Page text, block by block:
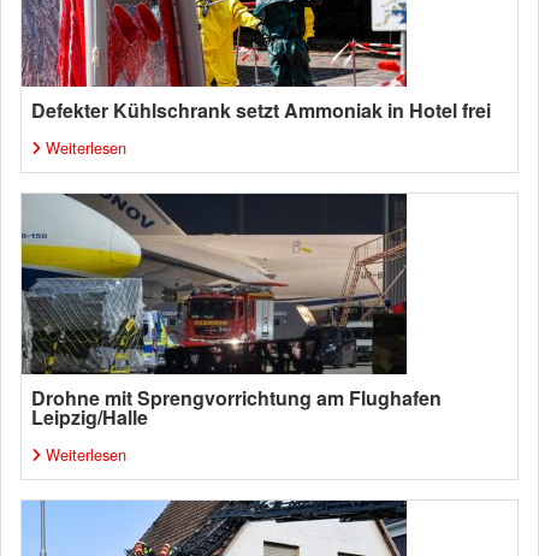
Defekter Kühlschrank setzt Ammoniak in Hotel frei
Weiterlesen
Drohne mit Sprengvorrichtung am Flughafen
Leipzig/Halle
Weiterlesen